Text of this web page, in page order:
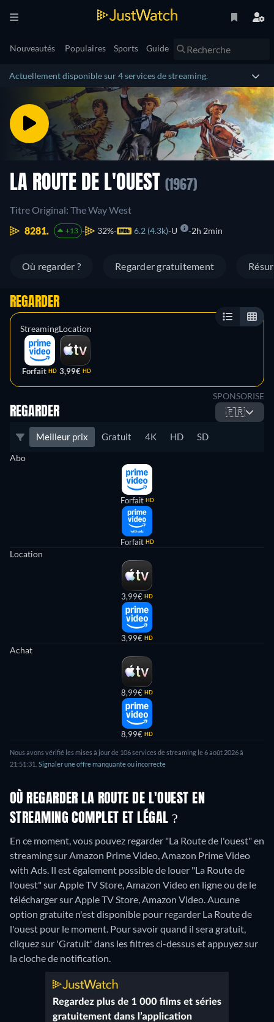
Nouveautés Populaires Sports Guide
Actuellement disponible sur 4 services de streaming.
LA ROUTE DE L'OUEST (1967)
Titre Original: The Way West
8281.
+13 32% 6.2 (4.3k) U 2h 2min
Où regarder ? Regarder gratuitement
REGARDER
Streaming
Forfait HD
Location
3,99€ HD
SPONSORISE
REGARDER 🇫🇷
Meilleur prix Gratuit 4K HD SD
Abo
Forfait HD
Forfait HD
Location
3,99€ HD
3,99€ HD
Achat
8,99€ HD
8,99€ HD
Nous avons vérifié les mises à jour de 106 services de streaming le 6 août 2026 à
21:51:31. Signaler une offre manquante ou incorrecte
OÙ REGARDER LA ROUTE DE L'OUEST EN
STREAMING COMPLET ET LÉGAL ?
En ce moment, vous pouvez regarder "La Route de l'ouest" en
streaming sur Amazon Prime Video, Amazon Prime Video
with Ads. Il est également possible de louer "La Route de
l'ouest" sur Apple TV Store, Amazon Video en ligne ou de le
télécharger sur Apple TV Store, Amazon Video.Aucune
option gratuite n'est disponible pour regarder La Route de
l'ouest pour le moment. Pour savoir quand il sera gratuit,
cliquez sur 'Gratuit' dans les filtres ci-dessus et appuyez sur
la cloche de notification.